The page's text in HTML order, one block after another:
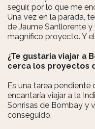
seguir, por lo que me
Una vez en la parada,
de Jaume Sanllorente
magnífico proyecto. Y
¿Te gustaría viajar a
cerca los proyectos
Es una tarea pendiente
encantaría viajar a la
Sonrisas de Bombay y
conseguido.